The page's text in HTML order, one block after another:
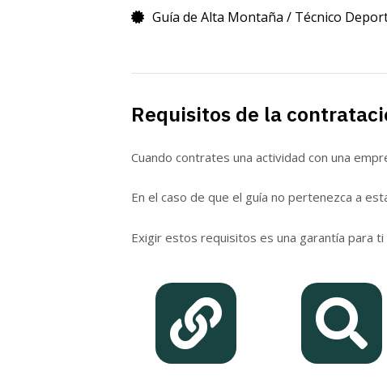
Guía de Alta Montaña / Técnico
Requisitos de la
Cuando contrates una actividad con una
En el caso de que el guía no pertenezca a
Exigir estos requisitos es una garantía para ti